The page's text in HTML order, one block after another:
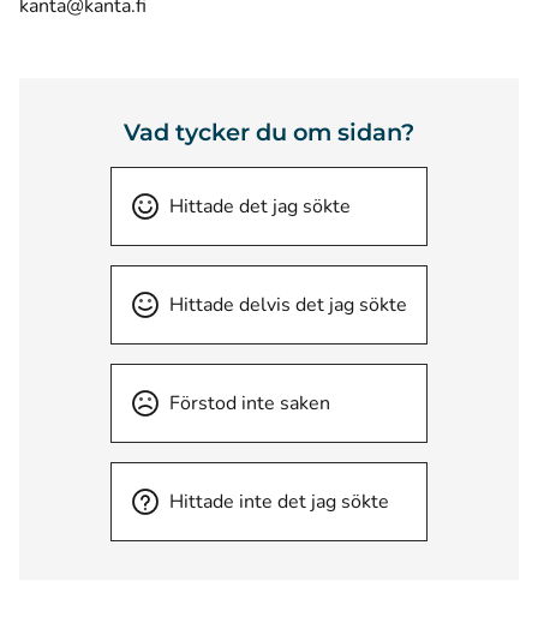
kanta@kanta.fi
Vad tycker du om sidan?
Hittade det jag sökte
Hittade delvis det jag sökte
Förstod inte saken
Hittade inte det jag sökte